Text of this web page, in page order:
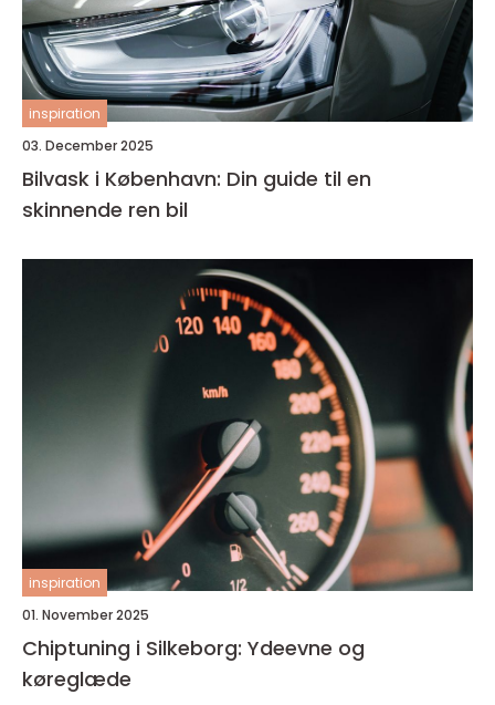
inspiration
03. December 2025
Bilvask i København: Din guide til en
skinnende ren bil
inspiration
01. November 2025
Chiptuning i Silkeborg: Ydeevne og
køreglæde